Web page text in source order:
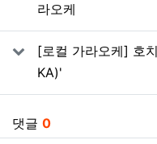
라오케
[로컬 가라오케] 호
KA)'
댓글 0